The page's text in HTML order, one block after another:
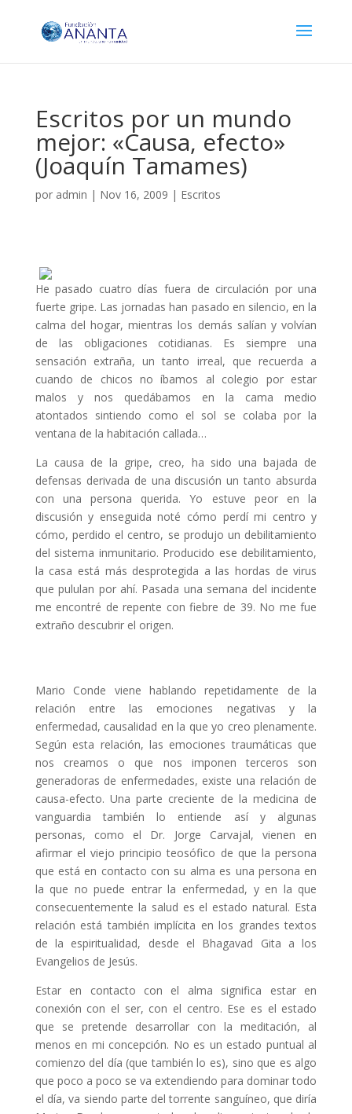
Escritos por un mundo
mejor: «Causa, efecto»
(Joaquín Tamames)
por admin | Nov 16, 2009 | Escritos
He pasado cuatro días fuera de circulación por una
fuerte gripe. Las jornadas han pasado en silencio, en la
calma del hogar, mientras los demás salían y volvían
de las obligaciones cotidianas. Es siempre una
sensación extraña, un tanto irreal, que recuerda a
cuando de chicos no íbamos al colegio por estar
malos y nos quedábamos en la cama medio
atontados sintiendo como el sol se colaba por la
ventana de la habitación callada…
La causa de la gripe, creo, ha sido una bajada de
defensas derivada de una discusión un tanto absurda
con una persona querida. Yo estuve peor en la
discusión y enseguida noté cómo perdí mi centro y
cómo, perdido el centro, se produjo un debilitamiento
del sistema inmunitario. Producido ese debilitamiento,
la casa está más desprotegida a las hordas de virus
que pululan por ahí. Pasada una semana del incidente
me encontré de repente con fiebre de 39. No me fue
extraño descubrir el origen.
Mario Conde viene hablando repetidamente de la
relación entre las emociones negativas y la
enfermedad, causalidad en la que yo creo plenamente.
Según esta relación, las emociones traumáticas que
nos creamos o que nos imponen terceros son
generadoras de enfermedades, existe una relación de
causa-efecto. Una parte creciente de la medicina de
vanguardia también lo entiende así y algunas
personas, como el Dr. Jorge Carvajal, vienen en
afirmar el viejo principio teosófico de que la persona
que está en contacto con su alma es una persona en
la que no puede entrar la enfermedad, y en la que
consecuentemente la salud es el estado natural. Esta
relación está también implícita en los grandes textos
de la espiritualidad, desde el Bhagavad Gita a los
Evangelios de Jesús.
Estar en contacto con el alma significa estar en
conexión con el ser, con el centro. Ese es el estado
que se pretende desarrollar con la meditación, al
menos en mi concepción. No es un estado puntual al
comienzo del día (que también lo es), sino que es algo
que poco a poco se va extendiendo para dominar todo
el día, va siendo parte del torrente sanguíneo, que diría